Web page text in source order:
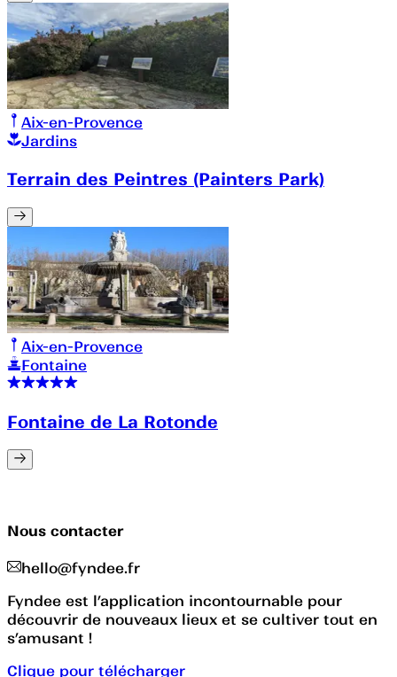
Aix-en-Provence
Jardins
Terrain des Peintres (Painters Park)
Aix-en-Provence
Fontaine
Fontaine de La Rotonde
Nous contacter
hello@fyndee.fr
Fyndee est l’application incontournable pour
découvrir de nouveaux lieux et se cultiver tout en
s’amusant !
Clique pour télécharger